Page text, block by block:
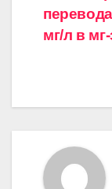
по
мг/л в